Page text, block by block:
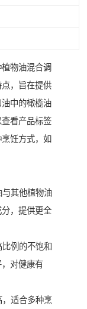
物油混合调
，旨在提供
中的橄榄油
看产品标签
饪方式，如
与其他植物油
，提供更全
例的不饱和
对健康有
适合多种烹